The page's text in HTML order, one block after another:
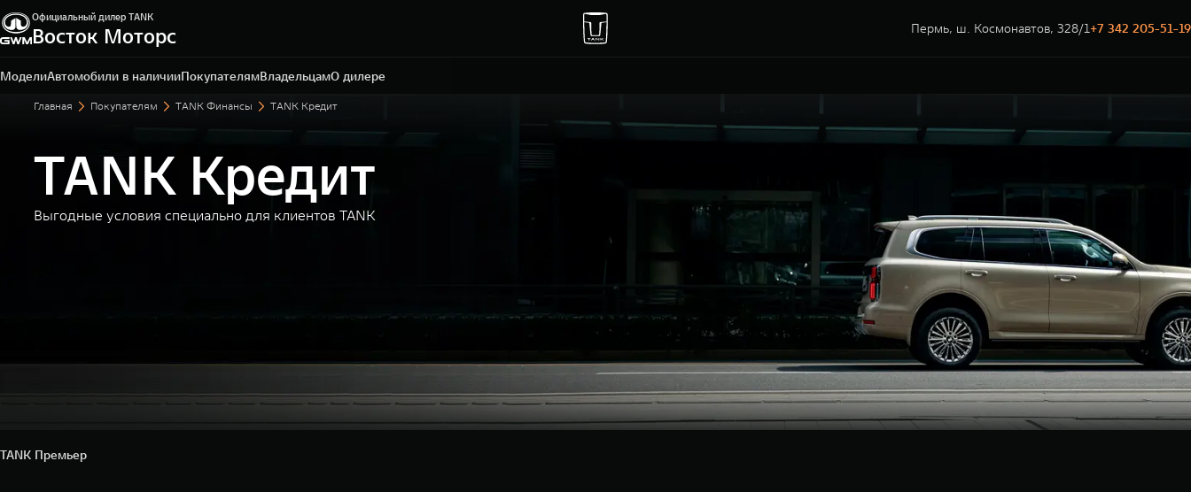
Официальный дилер TANK
Восток Моторс Пермь, ш. Космонавтов, 328/1+7 342 205-51-19
МоделиАвтомобили в наличииПокупателямВладельцамО дилере
Пермь, ш. Космонавтов, 328/1
+7 342 205-51-19
Главная Покупателям TANK Финансы TANK Кредит
TANK Кредит
Выгодные условия специально для клиентов TANK
TANK Премьер